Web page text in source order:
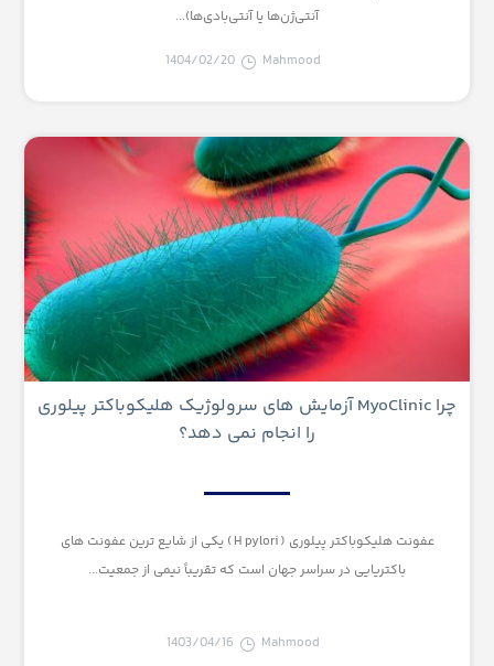
آنتی‌ژن‌ها یا آنتی‌بادی‌ها)...
Mahmood
1404/02/20
چرا MyoClinic آزمایش های سرولوژیک هلیکوباکتر پیلوری
را انجام نمی دهد؟
عفونت هلیکوباکتر پیلوری ( H pylori ) یکی از شایع ترین عفونت های
باکتریایی در سراسر جهان است که تقریباً نیمی از جمعیت...
Mahmood
1403/04/16